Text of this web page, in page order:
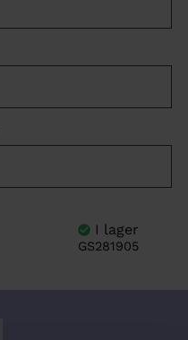
GS281905